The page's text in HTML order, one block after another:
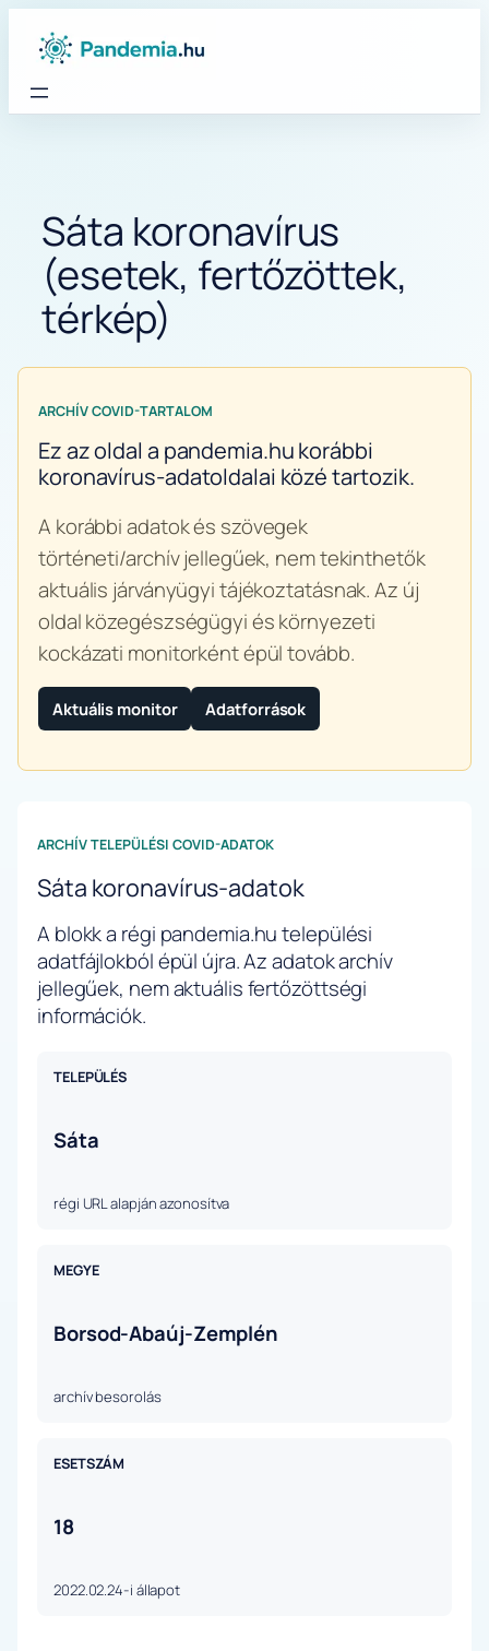
Sáta koronavírus
(esetek, fertőzöttek,
térkép)
ARCHÍV COVID-TARTALOM
Ez az oldal a pandemia.hu korábbi
koronavírus-adatoldalai közé tartozik.
A korábbi adatok és szövegek
történeti/archív jellegűek, nem tekinthetők
aktuális járványügyi tájékoztatásnak. Az új
oldal közegészségügyi és környezeti
kockázati monitorként épül tovább.
Aktuális monitor Adatforrások
ARCHÍV TELEPÜLÉSI COVID-ADATOK
Sáta koronavírus-adatok
A blokk a régi pandemia.hu települési
adatfájlokból épül újra. Az adatok archív
jellegűek, nem aktuális fertőzöttségi
információk.
TELEPÜLÉS
Sáta
régi URL alapján azonosítva
MEGYE
Borsod-Abaúj-Zemplén
archív besorolás
ESETSZÁM
18
2022.02.24-i állapot